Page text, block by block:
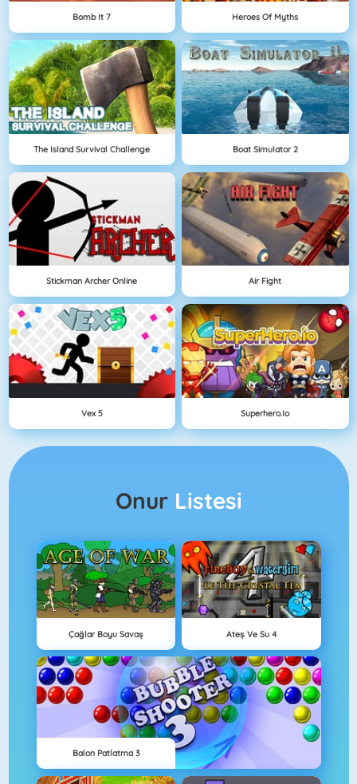
Bomb It 7 Heroes Of Myths
The Island Survival Challenge Boat Simulator 2
Stickman Archer Online Air Fight
Vex 5 Superhero.io
Onur Listesi
Çağlar Boyu Savaş Ateş Ve Su 4
Balon Patlatma 3